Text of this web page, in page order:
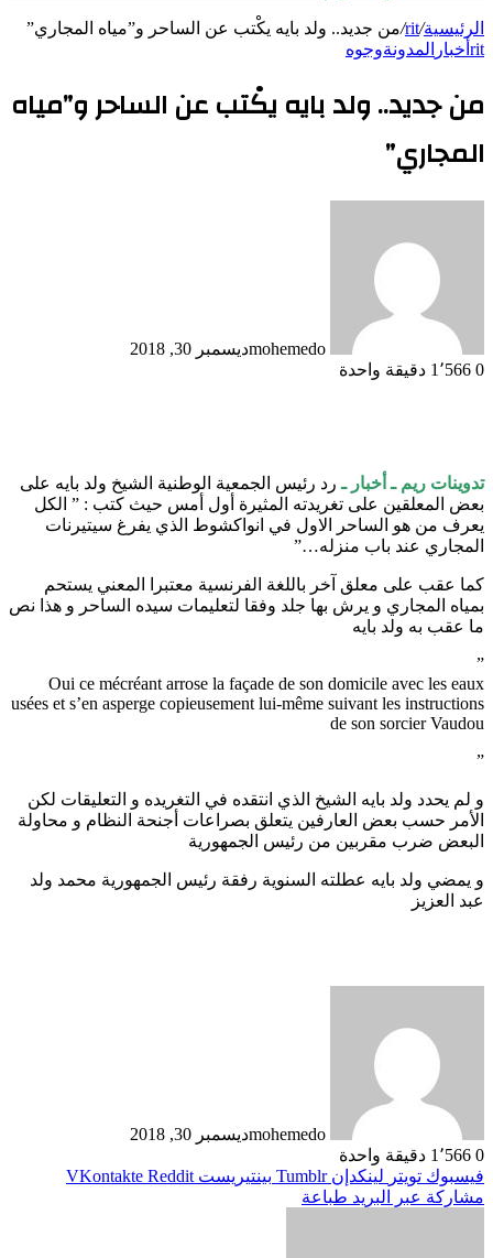
الرئيسية/
rit
/من جديد.. ولد بايه يكْتب عن الساحر و”مياه المجاري”
rit أخبار المدونةوجوه
من جديد.. ولد بايه يكْتب عن الساحر و”مياه
المجاري”
mohemedoديسمبر 30, 2018
0
دقيقة واحدة
تدوينات ريم ـ أخبار ـ رد رئيس الجمعية الوطنية الشيخ ولد بايه على
بعض المعلقين على تغريدته المثيرة أول أمس حيث كتب : ” الكل
يعرف من هو الساحر الاول في انواكشوط الذي يفرغ سيتيرنات
المجاري عند باب منزله…”
كما عقب على معلق آخر باللغة الفرنسية معتبرا المعني يستحم
بمياه المجاري و يرش بها جلد وفقا لتعليمات سيده الساحر و هذا نص
ما عقب به ولد بايه
”
Oui ce mécréant arrose la façade de son domicile avec les eaux
usées et s’en asperge copieusement lui-même suivant les instructions
de son sorcier Vaudou
”
و لم يحدد ولد بايه الشيخ الذي انتقده في التغريده و التعليقات لكن
الأمر حسب بعض العارفين يتعلق بصراعات أجنحة النظام و محاولة
البعض ضرب مقربين من رئيس الجمهورية
و يمضي ولد بايه عطلته السنوية رفقة رئيس الجمهورية محمد ولد
عبد العزيز
mohemedoديسمبر 30, 2018
0
دقيقة واحدة
فيسبوك تويتر لينكدإن بينتيريست
مشاركة عبر البريد طباعة